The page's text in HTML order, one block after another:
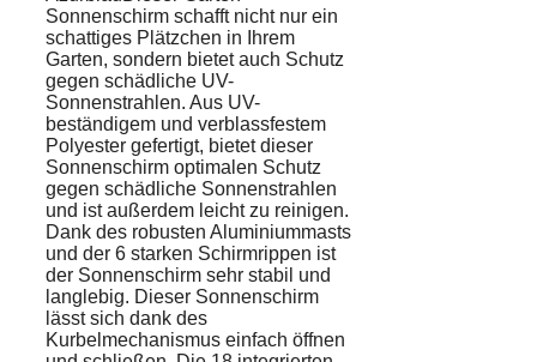
Sonnenschirm schafft nicht nur ein
schattiges Plätzchen in Ihrem
Garten, sondern bietet auch Schutz
gegen schädliche UV-
Sonnenstrahlen. Aus UV-
beständigem und verblassfestem
Polyester gefertigt, bietet dieser
Sonnenschirm optimalen Schutz
gegen schädliche Sonnenstrahlen
und ist außerdem leicht zu reinigen.
Dank des robusten Aluminiummasts
und der 6 starken Schirmrippen ist
der Sonnenschirm sehr stabil und
langlebig. Dieser Sonnenschirm
lässt sich dank des
Kurbelmechanismus einfach öffnen